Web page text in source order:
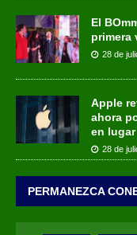
El
primera
28 de
Apple
ahora
en
28 de
PERMANEZCA